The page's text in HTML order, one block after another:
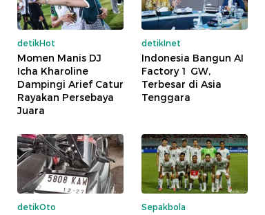
detikHot
Momen Manis DJ
Icha Kharoline
Dampingi Arief Catur
Rayakan Persebaya
Juara
detikInet
Indonesia Bangun AI
Factory 1 GW,
Terbesar di Asia
Tenggara
detikOto Sepakbola